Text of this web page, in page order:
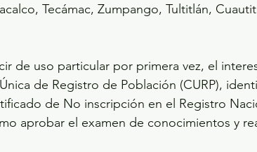
Tecámac, Zumpango, Tultitlán,
de uso particular por primera vez, el
de Registro de Población (CURP),
de No inscripción en el Registro
aprobar el examen de conocimientos y